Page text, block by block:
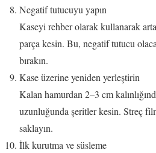
Negatif tutucuyu yapın
Kaseyi rehber olarak kullanarak
parça kesin. Bu, negatif tutucu
bırakın.
Kase üzerine yeniden yerleştirin
Kalan hamurdan 2–3 cm
uzunluğunda şeritler kesin. Streç
saklayın.
İlk kurutma ve süsleme